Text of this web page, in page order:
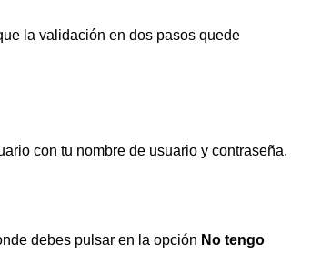
la validación en dos pasos quede
con tu nombre de usuario y contraseña.
debes pulsar en la opción No tengo